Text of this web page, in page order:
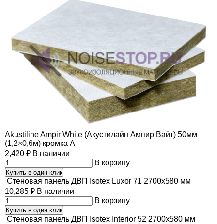
Akustiline Ampir White (Акустилайн Ампир Вайт) 50мм
(1,2×0,6м) кромка А
2,420 ₽ В наличии
В корзину
Купить в один клик
Стеновая панель ДВП Isotex Luxor 71 2700х580 мм
10,285 ₽ В наличии
В корзину
Купить в один клик
Стеновая панель ДВП Isotex Interior 52 2700х580 мм